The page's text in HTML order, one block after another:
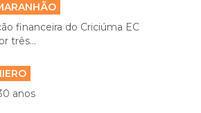
financeira do Criciúma EC
três...
anos